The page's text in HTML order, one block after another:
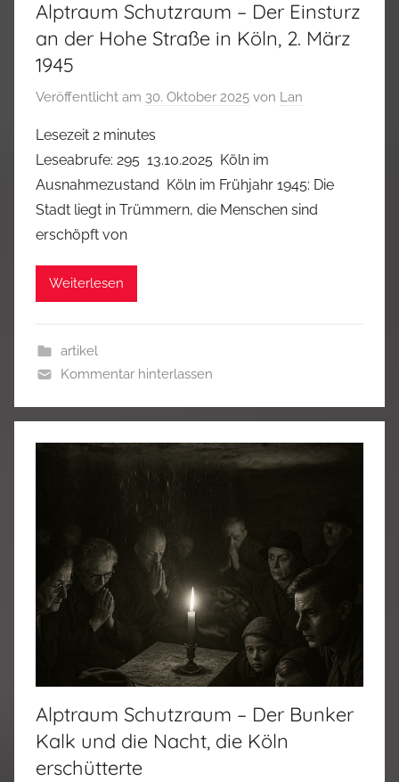
Alptraum Schutzraum – Der Einsturz
an der Hohe Straße in Köln, 2. März
1945
Veröffentlicht am 30. Oktober 2025 von Lan
Lesezeit 2 minutes
Leseabrufe: 295 13.10.2025 Köln im
Ausnahmezustand Köln im Frühjahr 1945: Die
Stadt liegt in Trümmern, die Menschen sind
erschöpft von
Weiterlesen
artikel
Kommentar hinterlassen
Alptraum Schutzraum – Der Bunker
Kalk und die Nacht, die Köln
erschütterte